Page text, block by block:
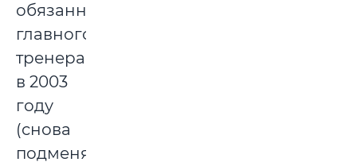
обязанности
главного
тренера
в 2003
году
(снова
подменяя